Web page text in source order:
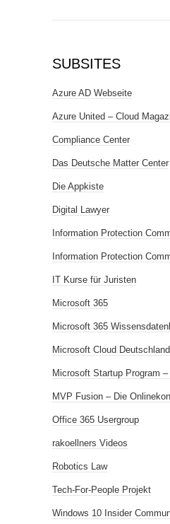
SUBSITES
Azure AD Webseite
Azure United – Cloud
Compliance Center
Das Deutsche Matter Center
Die Appkiste
Digital Lawyer
Information Protection
Information Protection
IT Kurse für Juristen
Microsoft 365
Microsoft 365
Microsoft Cloud
Microsoft Startup Program
MVP Fusion – Die
Office 365 Usergroup
rakoellners Videos
Robotics Law
Tech-For-People Projekt
Windows 10 Insider